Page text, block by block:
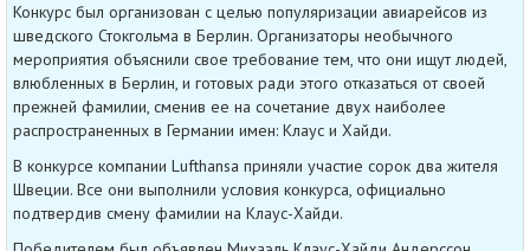
Конкурс был организован с целью популяризации авиарейсов из
шведского Стокгольма в Берлин. Организаторы необычного
мероприятия объяснили свое требование тем, что они ищут людей,
влюбленных в Берлин, и готовых ради этого отказаться от своей
прежней фамилии, сменив ее на сочетание двух наиболее
распространенных в Германии имен: Клаус и Хайди.
В конкурсе компании Lufthansa приняли участие сорок два жителя
Швеции. Все они выполнили условия конкурса, официально
подтвердив смену фамилии на Клаус-Хайди.